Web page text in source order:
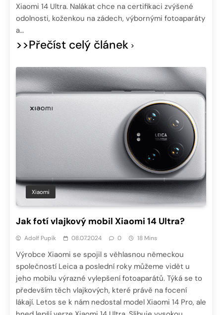
Xiaomi 14 Ultra. Nalákat chce na certifikaci zvýšené
odolnosti, koženkou na zádech, výbornými fotoaparáty
a…
>>Přečíst celý článek
Xiaomi
Jak fotí vlajkový mobil Xiaomi 14 Ultra?
Adolf Pupík 08.07.2024 0 18 Mins
Výrobce Xiaomi se spojil s věhlasnou německou
společností Leica a poslední roky můžeme vidět u
jeho mobilu výrazné vylepšení fotoaparátů. Týká se to
především těch vlajkových, které právě na focení
lákají. Letos se k nám nedostal model Xiaomi 14 Pro, ale